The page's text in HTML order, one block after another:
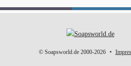
© Soapsworld.de 2000-2026